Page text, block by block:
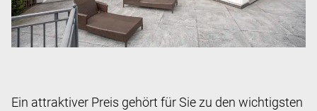
Ein attraktiver Preis gehört für Sie zu den wichtigsten